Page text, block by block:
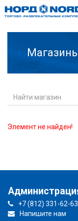
Элемент не найден!
+7 (812) 331-62-63
Напишите нам